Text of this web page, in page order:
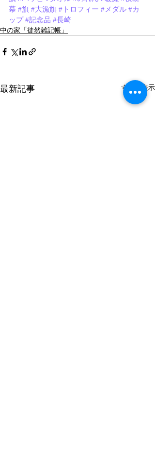
幕 #旗 #大漁旗 #トロフィー #メダル #カ
ップ #記念品 #長崎
中の家「徒然雑記帳」
最新記事 すべて表示